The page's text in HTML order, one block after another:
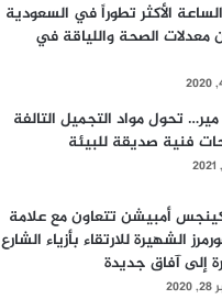
الأكثر تطوراً في السعودية
معدلات الصحة واللياقة في
تحول مواد التجميل التالفة
فنية صديقة للبيئة
أمبيشن تتعاون مع علامة
الشهيرة للارتقاء بأزياء الشارع
إلى آفاق جديدة